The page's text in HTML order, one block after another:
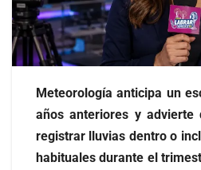
Meteorología anticipa un
años anteriores y advierte
registrar lluvias dentro o
habituales durante el